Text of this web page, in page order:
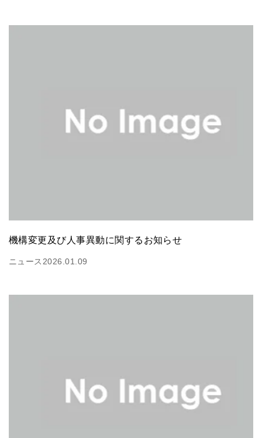
機構変更及び人事異動に関するお知らせ
ニュース2026.01.09